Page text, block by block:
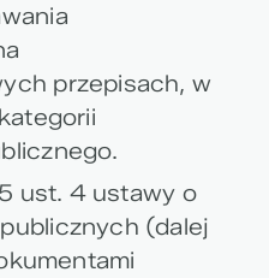
przepisach, w
ust. 4 ustawy o
(dalej